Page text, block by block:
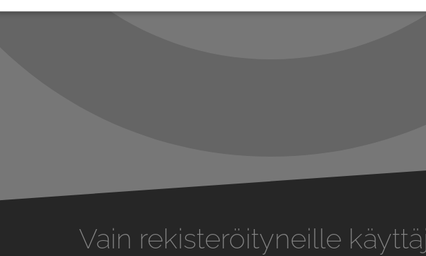
Vain rekisteröityneille